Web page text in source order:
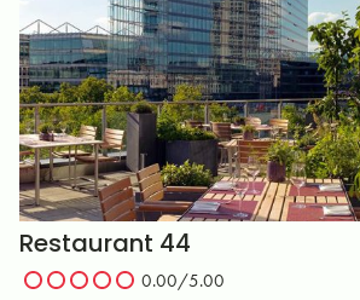
Restaurant 44
0.00/5.00